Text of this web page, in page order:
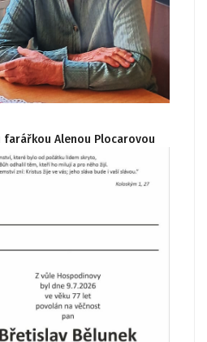
Alenou Plocarovou